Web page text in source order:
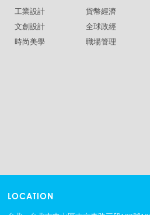
工業設計
文創設計
時尚美學
貨幣經濟
全球政經
職場管理
LOCATION